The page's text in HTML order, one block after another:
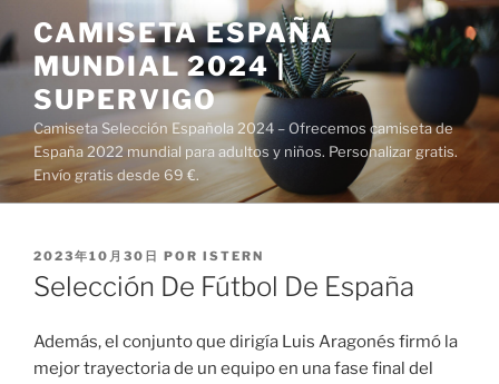
al
contenido
CAMISETA ESPAÑA
MUNDIAL 2024 |
SUPERVIGO
Camiseta Selección Española 2024 – Ofrecemos camiseta de
España 2022 mundial para adultos y niños. Personalizar gratis.
Envío gratis desde 69 €.
PUBLICADO
EL
2023年10月30日 POR ISTERN
Selección De Fútbol De España
Además, el conjunto que dirigía Luis Aragonés firmó la
mejor trayectoria de un equipo en una fase final del